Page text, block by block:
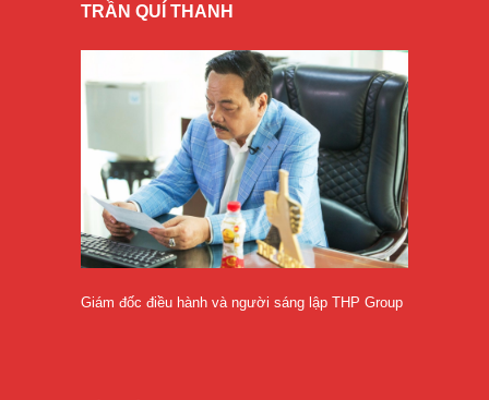
TRẦN QUÍ THANH
Giám đốc điều hành và người sáng lập THP Group